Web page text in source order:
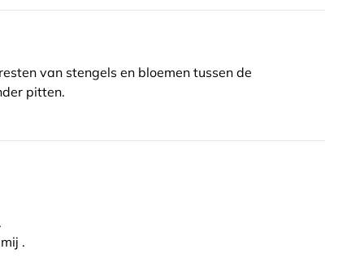
van stengels en bloemen tussen de
pitten.
een dingetje, voor mij .